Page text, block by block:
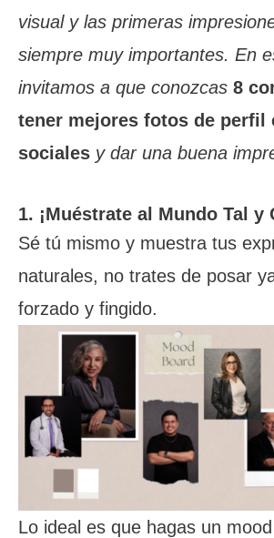
visual y las primeras
siempre muy importantes. En
invitamos a que conozcas 8
tener mejores fotos de perfil
sociales y dar una buena
1. ¡Muéstrate al Mundo Tal y
Sé tú mismo y muestra tus
naturales, no trates de posar
forzado y fingido.
Lo ideal es que hagas un